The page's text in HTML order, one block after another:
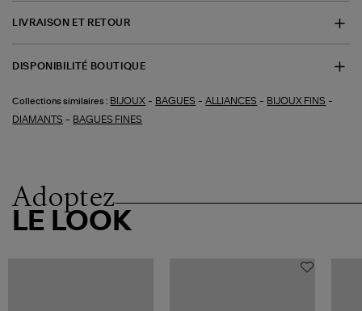
LIVRAISON ET RETOUR
DISPONIBILITÉ BOUTIQUE
Collections similaires : BIJOUX - BAGUES -ALLIANCES - BIJOUX FINS -
DIAMANTS - BAGUES FINES
Adoptez
LE LOOK